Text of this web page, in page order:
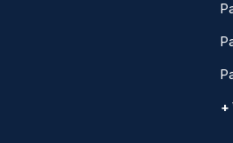
+